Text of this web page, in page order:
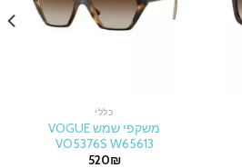
כללי
משקפי שמש VOGUE
VO5376S W65613
520₪